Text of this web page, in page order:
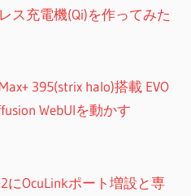
ス充電機(Qi)を作ってみた
395(strix halo)搭載 EVO
WebUIを動かす
にOcuLinkポート増設と専